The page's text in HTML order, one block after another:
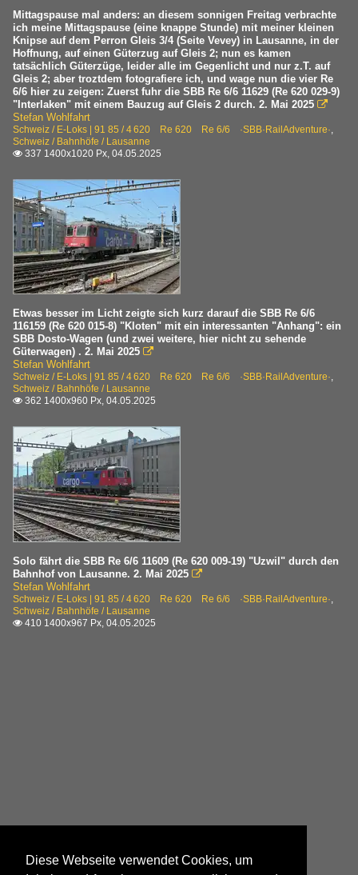
Mittagspause mal anders: an diesem sonnigen Freitag verbrachte
ich meine Mittagspause (eine knappe Stunde) mit meiner kleinen
Knipse auf dem Perron Gleis 3/4 (Seite Vevey) in Lausanne, in der
Hoffnung, auf einen Güterzug auf Gleis 2; nun es kamen
tatsächlich Güterzüge, leider alle im Gegenlicht und nur z.T. auf
Gleis 2; aber troztdem fotografiere ich, und wage nun die vier Re
6/6 hier zu zeigen: Zuerst fuhr die SBB Re 6/6 11629 (Re 620 029-9)
"Interlaken" mit einem Bauzug auf Gleis 2 durch. 2. Mai 2025 
Stefan Wohlfahrt
Schweiz / E-Loks | 91 85 / 4 620 Re 620 Re 6/6 ·SBB·RailAdventure·,
Schweiz / Bahnhöfe / Lausanne
 337 1400x1020 Px, 04.05.2025
Etwas besser im Licht zeigte sich kurz darauf die SBB Re 6/6
116159 (Re 620 015-8) "Kloten" mit ein interessanten "Anhang": ein
SBB Dosto-Wagen (und zwei weitere, hier nicht zu sehende
Güterwagen) . 2. Mai 2025 
Stefan Wohlfahrt
Schweiz / E-Loks | 91 85 / 4 620 Re 620 Re 6/6 ·SBB·RailAdventure·,
Schweiz / Bahnhöfe / Lausanne
 362 1400x960 Px, 04.05.2025
Solo fährt die SBB Re 6/6 11609 (Re 620 009-19) "Uzwil" durch den
Bahnhof von Lausanne. 2. Mai 2025 
Stefan Wohlfahrt
Schweiz / E-Loks | 91 85 / 4 620 Re 620 Re 6/6 ·SBB·RailAdventure·,
Schweiz / Bahnhöfe / Lausanne
 410 1400x967 Px, 04.05.2025
Diese Webseite verwendet Cookies, um